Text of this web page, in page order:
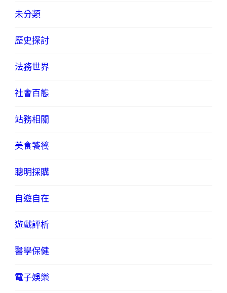
未分類
歷史探討
法務世界
社會百態
站務相關
美食饕餮
聰明採購
自遊自在
遊戲評析
醫學保健
電子娛樂